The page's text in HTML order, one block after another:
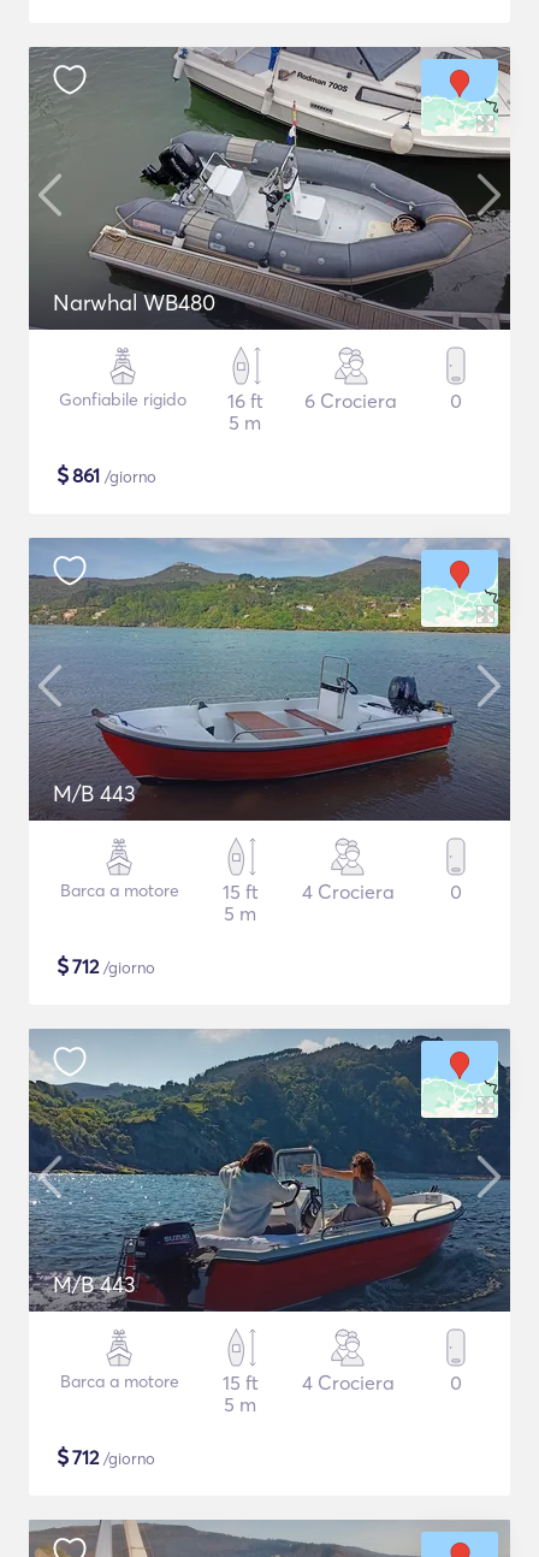
Narwhal WB480
Gonfiabile rigido
16 ft
5 m
6 Crociera 0
$861 /giorno
M/B 443
Barca a motore
15 ft
5 m
4 Crociera 0
$712/giorno
M/B 443
Barca a motore
15 ft
5 m
4 Crociera 0
$712/giorno